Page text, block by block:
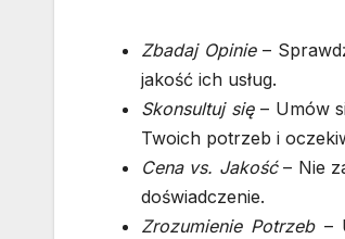
Zbadaj Opinie–
jakość ich usług.
Skonsultuj się– Umów
Twoich potrzeb i
Cena vs. Jakość– Nie
doświadczenie.
Zrozumienie Potrzeb–